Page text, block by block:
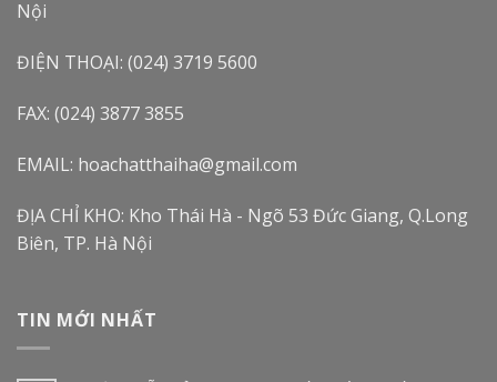
Nội
ĐIỆN THOẠI: (024) 3719 5600
FAX: (024) 3877 3855
EMAIL: hoachatthaiha@gmail.com
ĐỊA CHỈ KHO: Kho Thái Hà - Ngõ 53 Đức Giang, Q.Long
Biên, TP. Hà Nội
TIN MỚI NHẤT